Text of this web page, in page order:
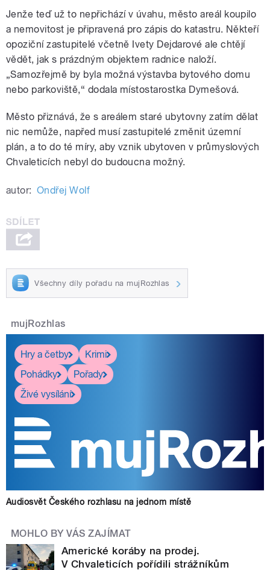
Jenže teď už to nepřichází v úvahu, město areál koupilo
a nemovitost je připravená pro zápis do katastru. Někteří
opoziční zastupitelé včetně Ivety Dejdarové ale chtějí
vědět, jak s prázdným objektem radnice naloží.
„Samozřejmě by byla možná výstavba bytového domu
nebo parkoviště,“ dodala místostarostka Dymešová.
Město přiznává, že s areálem staré ubytovny zatím dělat
nic nemůže, napřed musí zastupitelé změnit územní
plán, a to do té míry, aby vznik ubytoven v průmyslových
Chvaleticích nebyl do budoucna možný.
autor: Ondřej Wolf
Všechny díly pořadu na mujRozhlas
mujRozhlas
Hry a četby
Krimi
Pohádky
Pořady
Živé vysílání
Audiosvět Českého rozhlasu na jednom místě
MOHLO BY VÁS ZAJÍMAT
Americké koráby na prodej.
V Chvaleticích pořídili strážníkům